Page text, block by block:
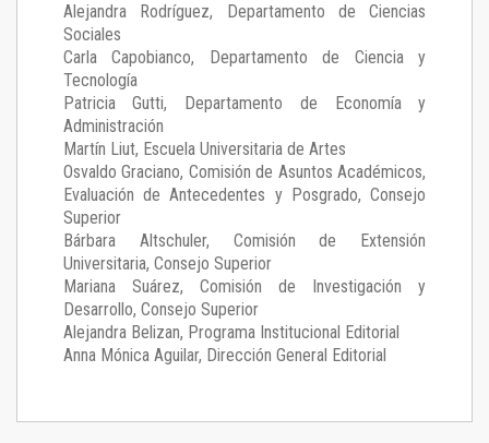
Alejandra Rodríguez, Departamento de Ciencias
Sociales
Carla Capobianco, Departamento de Ciencia y
Tecnología
Patricia Gutti, Departamento de Economía y
Administración
Martín Liut, Escuela Universitaria de Artes
Osvaldo Graciano, Comisión de Asuntos Académicos,
Evaluación de Antecedentes y Posgrado, Consejo
Superior
Bárbara Altschuler, Comisión de Extensión
Universitaria, Consejo Superior
Mariana Suárez, Comisión de Investigación y
Desarrollo, Consejo Superior
Alejandra Belizan, Programa Institucional Editorial
Anna Mónica Aguilar, Dirección General Editorial